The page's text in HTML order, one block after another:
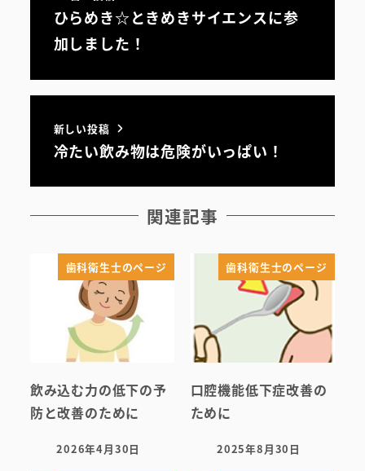
医院案内・アクセス
無料託児ルーム
ひらめき☆ときめきサイエンスに参
加しました！
新しい投稿
冷たい飲み物は危険がいっぱい！
関連記事
歯科衛生士のページ
飲み込む力の低下の予
防と改善のために
投稿日
2026年4月30日
歯科衛生士のページ
口腔機能低下症改善の
ために
投稿日
2025年8月30日